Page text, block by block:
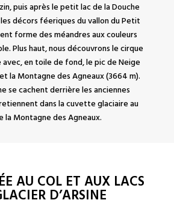
puis après le petit lac de la Douche
décors féeriques du vallon du Petit
forme des méandres aux couleurs
Plus haut, nous découvrons le cirque
avec, en toile de fond, le pic de Neige
la Montagne des Agneaux (3664 m).
se cachent derrière les anciennes
dans la cuvette glaciaire au
la Montagne des Agneaux.
AU COL ET AUX LACS
D’ARSINE